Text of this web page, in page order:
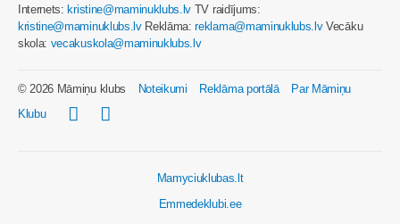
Internets:kristine@maminuklubs.lv TV raidījums:
kristine@maminuklubs.lvReklāma:reklama@maminuklubs.lvVecāku
skola: vecakuskola@maminuklubs.lv
© 2026 Māmiņu klubs Noteikumi Reklāma portālā
Par Māmiņu
Klubu
Mamyciuklubas.lt
Emmedeklubi.ee